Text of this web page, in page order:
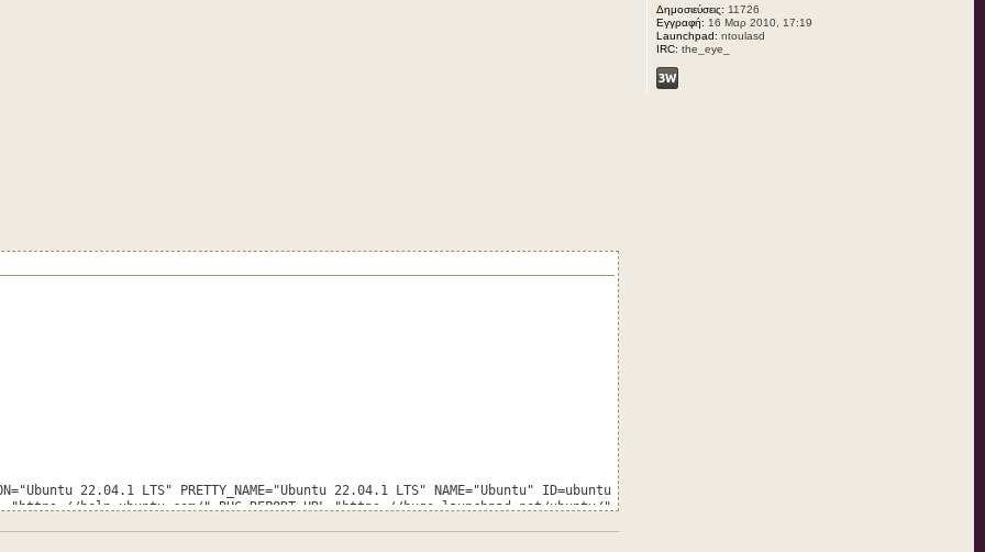
22.04.1 LTS" PRETTY_NAME="Ubuntu 22.04.1 LTS" NAME="Ubuntu" ID=ubuntu
help.ubuntu.com/" BUG_REPORT_URL="https://bugs.launchpad.net/ubuntu/"
Δημοσιεύσεις: 11726
Εγγραφή: 16 Μαρ 2010, 17:19
Launchpad: ntoulasd
IRC: the_eye_